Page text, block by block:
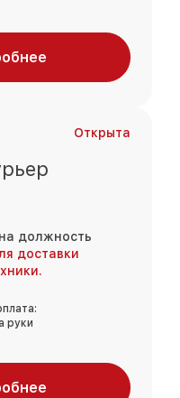
Открыта
должность
доставки
руки